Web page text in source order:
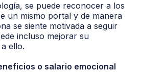
se puede reconocer a los
un mismo portal y de manera
se siente motivada a seguir
incluso mejorar su
ello.
o salario emocional